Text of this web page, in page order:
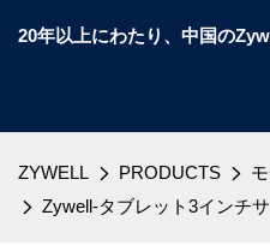
20年以上にわたり、中国の
ZYWELL PRODUCTS
Zywell-タブレット3インチ